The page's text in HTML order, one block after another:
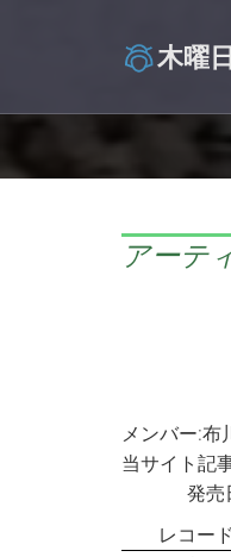
木曜
アーテ
メンバー:布
当サイト記
発売
レコー